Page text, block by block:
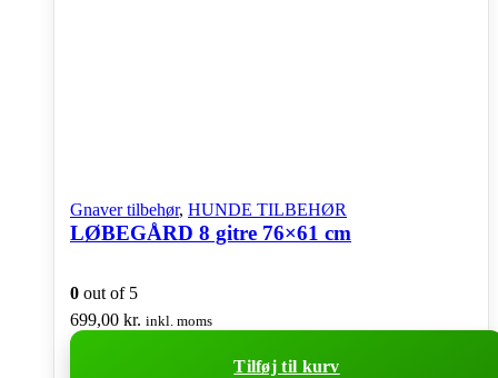
Gnaver tilbehør, HUNDE TILBEHØR
LØBEGÅRD 8 gitre 76×61 cm
0 out of 5
699,00 kr. inkl. moms
Tilføj til kurv